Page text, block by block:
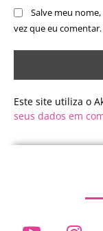
Salve meu
vez que eu comentar.
Este site utiliza o
seus dados em